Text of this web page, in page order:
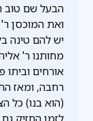
הבעל שם טוב
ואת המוכסן
יש להם טינה
מחותנו ר'
אורחים וביתו
רחבה, ומאז
(הוא בנו) כל